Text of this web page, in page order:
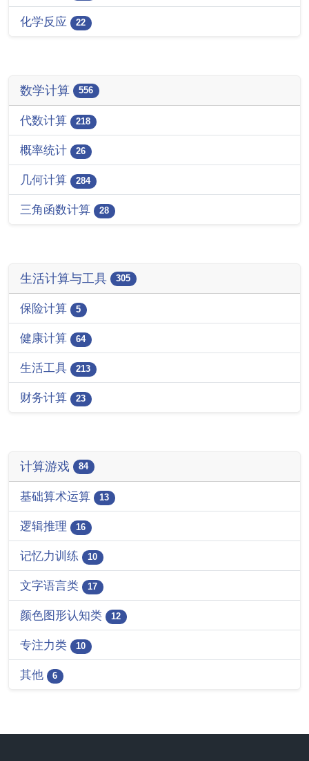
化学反应 22
数学计算 556
代数计算 218
概率统计 26
几何计算 284
三角函数计算 28
生活计算与工具 305
保险计算 5
健康计算 64
生活工具 213
财务计算 23
计算游戏 84
基础算术运算 13
逻辑推理 16
记忆力训练 10
文字语言类 17
颜色图形认知类 12
专注力类 10
其他 6